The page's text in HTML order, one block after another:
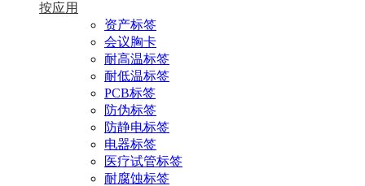
按应用
资产标签
会议胸卡
耐高温标签
耐低温标签
PCB标签
防伪标签
防静电标签
电器标签
医疗试管标签
耐腐蚀标签